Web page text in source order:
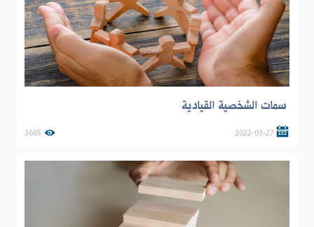
سمات الشخصية القيادية
2022-03-27
3665